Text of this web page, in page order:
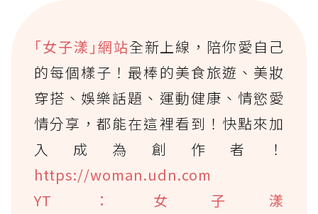
｢女子漾｣網站全新上線，陪你愛自己
的每個樣子！最棒的美食旅遊、美妝
穿搭、娛樂話題、運動健康、情慾愛
情分享，都能在這裡看到！快點來加
入成為創作者！
https://woman.udn.com
YT：女子漾